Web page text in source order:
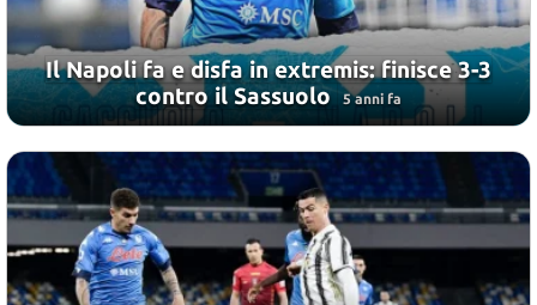
Il Napoli fa e disfa in extremis: finisce 3-3
contro il Sassuolo
5 anni fa